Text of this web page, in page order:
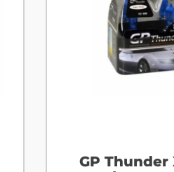
GP Thunder